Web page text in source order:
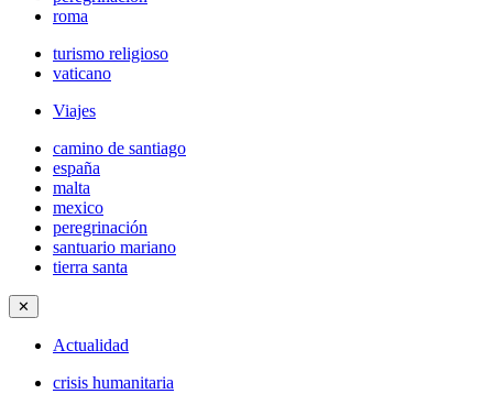
roma
turismo religioso
vaticano
Viajes
camino de santiago
españa
malta
mexico
peregrinación
santuario mariano
tierra santa
✕
Actualidad
crisis humanitaria